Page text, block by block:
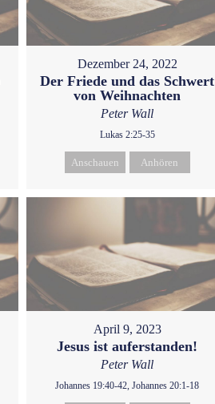
Dezember 24, 2022
Der Friede und das Schwert
von Weihnachten
Peter Wall
Lukas 2:25-35
Anschauen Anhören
April 9, 2023
Jesus ist auferstanden!
Peter Wall
Johannes 19:40-42, Johannes 20:1-18